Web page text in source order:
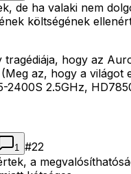
de ha valaki nem
költségének
tragédiája, hogy az
az, hogy a világot
2400S 2.5GHz,
1 #22
a